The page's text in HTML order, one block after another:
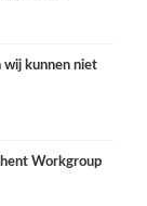
wij kunnen niet
Workgroup